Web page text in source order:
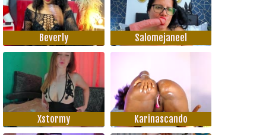
Beverly Salomejaneel
Xstormy Karinascando